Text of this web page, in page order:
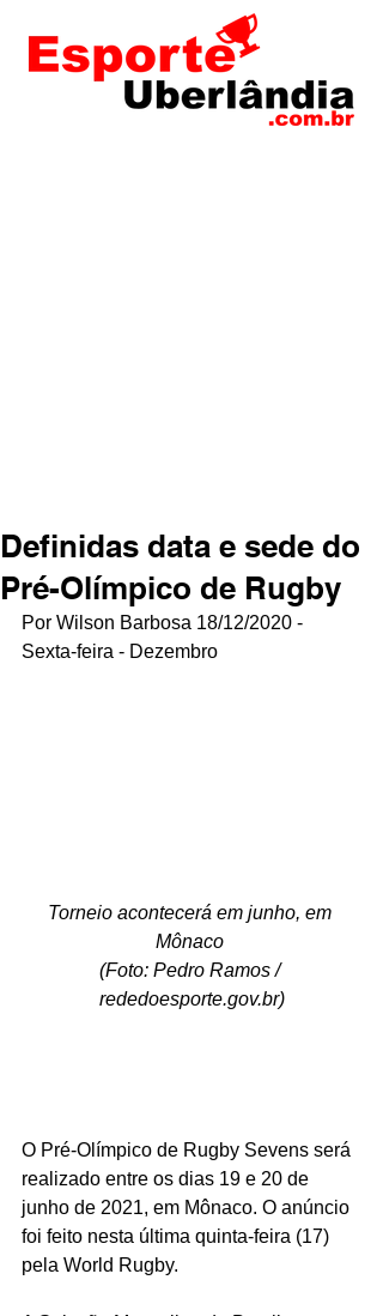
Definidas data e sede do
Pré-Olímpico de Rugby
Por Wilson Barbosa 18/12/2020 -
Sexta-feira - Dezembro
Torneio acontecerá em junho, em
Mônaco
(Foto: Pedro Ramos /
rededoesporte.gov.br)
O Pré-Olímpico de Rugby Sevens será
realizado entre os dias 19 e 20 de
junho de 2021, em Mônaco. O anúncio
foi feito nesta última quinta-feira (17)
pela World Rugby.